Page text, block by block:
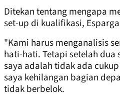
Ditekan tentang mengapa
set-up di kualifikasi,
"Kami harus menganalisis
hati-hati. Tetapi setelah dua
saya adalah tidak ada
saya kehilangan bagian
tidak berbelok.